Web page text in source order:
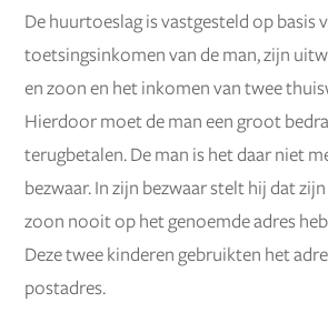
De huurtoeslag is vastgesteld op basis
toetsingsinkomen van de man, zijn
en zoon en het inkomen van twee
Hierdoor moet de man een groot
terugbetalen. De man is het daar niet
bezwaar. In zijn bezwaar stelt hij dat
zoon nooit op het genoemde adres
Deze twee kinderen gebruikten het
postadres.